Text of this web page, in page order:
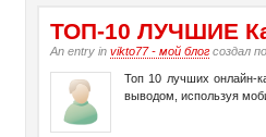
ТО­П-10 ЛУЧШИЕ
An entry invikto77 - мой блогсоздал
Топ 10 лучших онлайн-
выводом, используя